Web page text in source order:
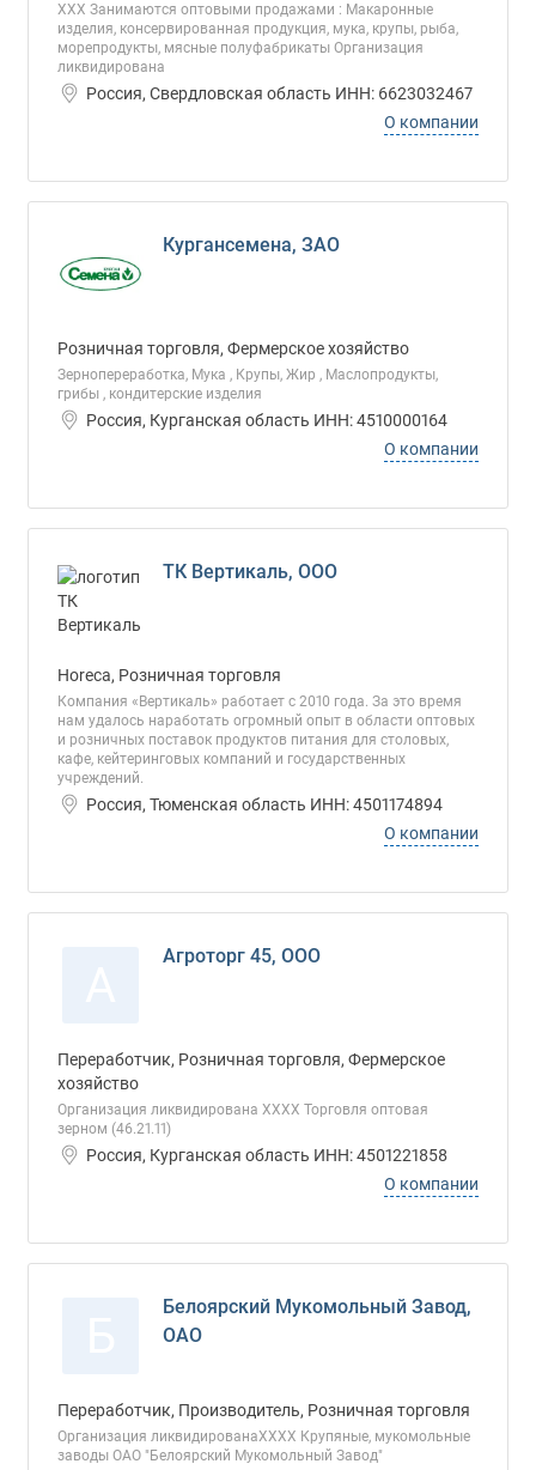
ХХХ Занимаются оптовыми продажами : Макаронные
изделия, консервированная продукция, мука, крупы, рыба,
морепродукты, мясные полуфабрикаты Организация
ликвидирована
Россия, Свердловская область ИНН: 6623032467
О компании
Кургансемена, ЗАО
Розничная торговля, Фермерское хозяйство
Зернопереработка, Мука , Крупы, Жир , Маслопродукты,
грибы , кондитерские изделия
Россия, Курганская область ИНН: 4510000164
О компании
ТК Вертикаль, ООО
Horeca, Розничная торговля
Компания «Вертикаль» работает с 2010 года. За это время
нам удалось наработать огромный опыт в области оптовых
и розничных поставок продуктов питания для столовых,
кафе, кейтеринговых компаний и государственных
учреждений.
Россия, Тюменская область ИНН: 4501174894
О компании
Агроторг 45, ООО
Переработчик, Розничная торговля, Фермерское
хозяйство
Организация ликвидирована ХХХХ Торговля оптовая
зерном (46.21.11)
Россия, Курганская область ИНН: 4501221858
О компании
Белоярский Мукомольный Завод,
ОАО
Переработчик, Производитель, Розничная торговля
Организация ликвидированаХХХХ Крупяные, мукомольные
заводы ОАО "Белоярский Мукомольный Завод"